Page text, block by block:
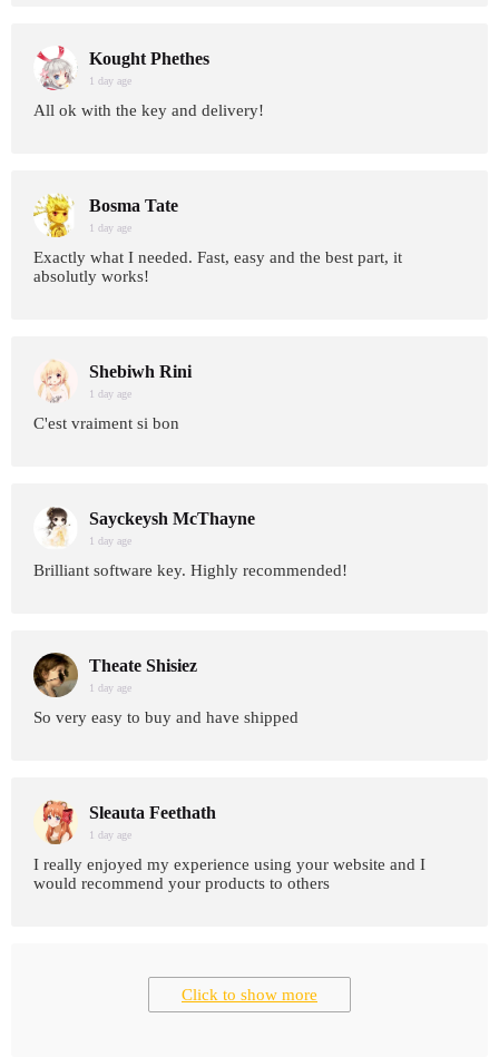
Kought Phethes
1 day age
All ok with the key and delivery!
Bosma Tate
1 day age
Exactly what I needed. Fast, easy and the best part, it
absolutly works!
Shebiwh Rini
1 day age
C'est vraiment si bon
Sayckeysh McThayne
1 day age
Brilliant software key. Highly recommended!
Theate Shisiez
1 day age
So very easy to buy and have shipped
Sleauta Feethath
1 day age
I really enjoyed my experience using your website and I
would recommend your products to others
Click to show more